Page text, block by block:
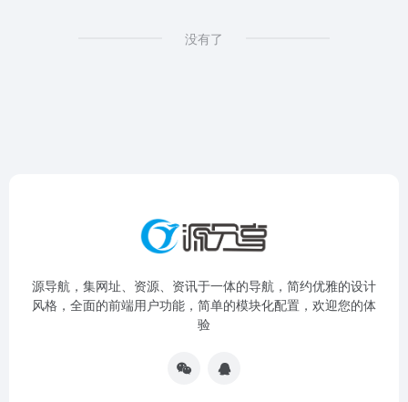
没有了
源导航，集网址、资源、资讯于一体的导航，简约优雅的设计
风格，全面的前端用户功能，简单的模块化配置，欢迎您的体
验